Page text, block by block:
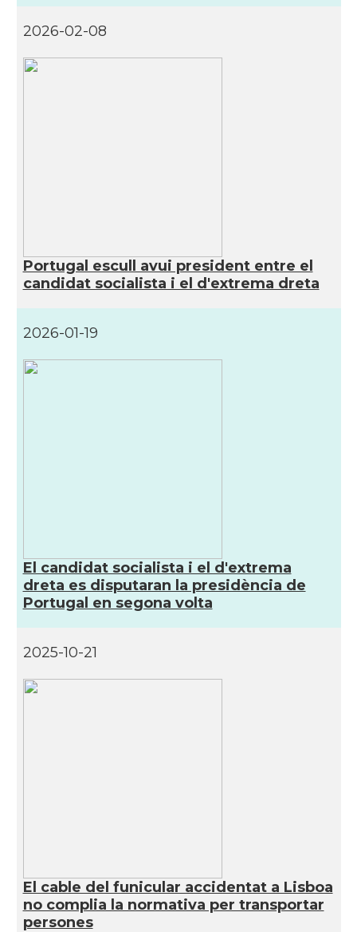
2026-02-08
Portugal escull avui president entre el
candidat socialista i el d'extrema dreta
2026-01-19
El candidat socialista i el d'extrema
dreta es disputaran la presidència de
Portugal en segona volta
2025-10-21
El cable del funicular accidentat a Lisboa
no complia la normativa per transportar
persones